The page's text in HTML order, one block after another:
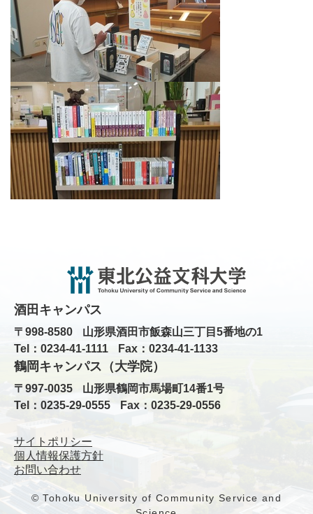
酒田キャンパス
〒998-8580
山形県酒田市飯森山三丁目5番地の1
Tel：0234-41-1111
Fax：0234-41-1133
鶴岡キャンパス（大学院）
〒997-0035
山形県鶴岡市馬場町14番1号
Tel：0235-29-0555
Fax：0235-29-0556
サイトポリシー
個人情報保護方針
お問い合わせ
© Tohoku University of Community Service and